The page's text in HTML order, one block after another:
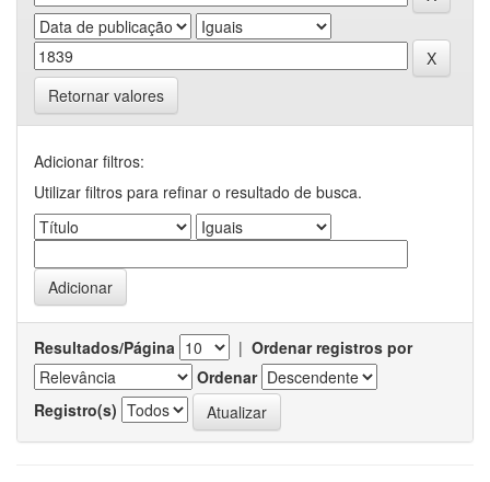
Retornar valores
Adicionar filtros:
Utilizar filtros para refinar o resultado de busca.
Resultados/Página | Ordenar registros por
Ordenar
Registro(s)